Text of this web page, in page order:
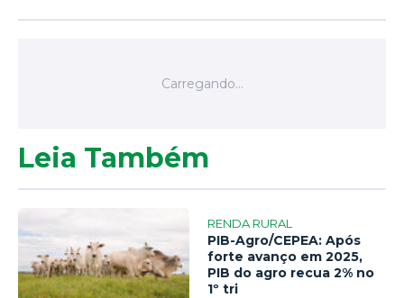
Leia Também
RENDA RURAL
PIB-Agro/CEPEA: Após
forte avanço em 2025,
PIB do agro recua 2% no
1º tri